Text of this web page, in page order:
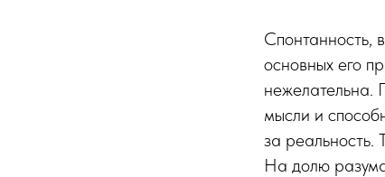
Спонтанность,
основных его
нежелательна.
мысли и
за реальность.
На долю